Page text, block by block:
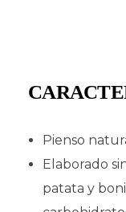
Pienso
Elaborado
patata y